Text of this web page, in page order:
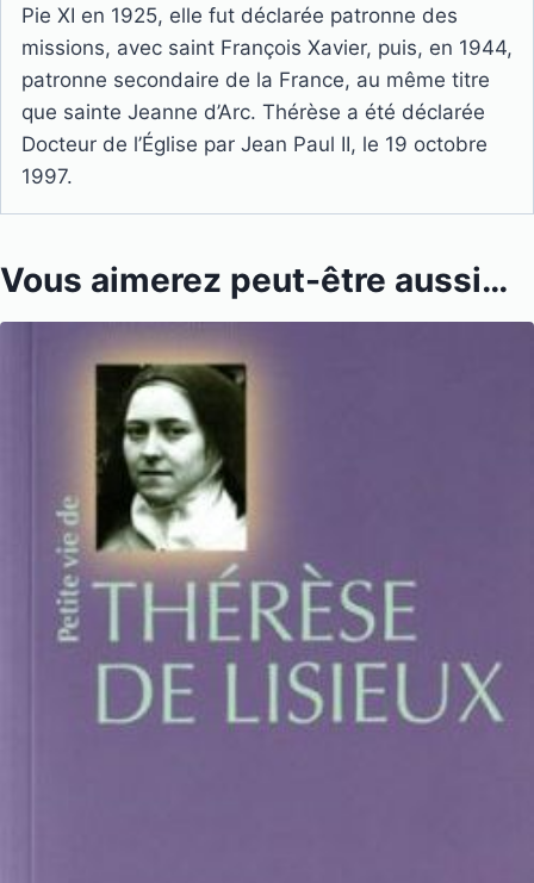
Pie XI en 1925, elle fut déclarée patronne des
missions, avec saint François Xavier, puis, en 1944,
patronne secondaire de la France, au même titre
que sainte Jeanne d’Arc. Thérèse a été déclarée
Docteur de l’Église par Jean Paul II, le 19 octobre
1997.
Vous aimerez peut-être aussi…